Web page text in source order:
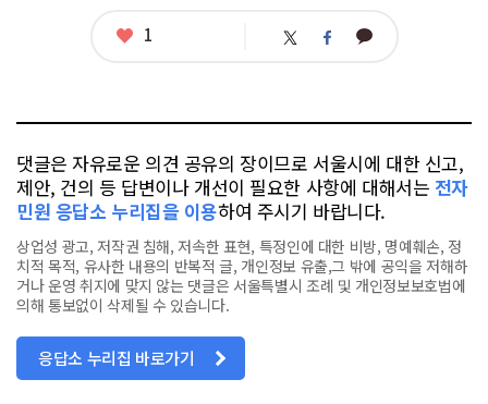
좋1 트 페 카
댓글은 자유로운 의견 공유의 장이므로 서울시에 대한 신고,
제안, 건의 등 답변이나 개선이 필요한 사항에 대해서는 전자
민원 응답소 누리집을 이용하여 주시기 바랍니다.
상업성 광고, 저작권 침해, 저속한 표현, 특정인에 대한 비방, 명예훼손, 정
치적 목적, 유사한 내용의 반복적 글, 개인정보 유출,그 밖에 공익을 저해하
거나 운영 취지에 맞지 않는 댓글은 서울특별시 조례 및 개인정보보호법에
의해 통보없이 삭제될 수 있습니다.
응답소 누리집 바로가기